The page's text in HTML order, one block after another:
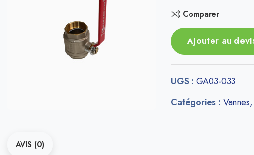
Comparer
Ajouter au
UGS :GA03-033
Catégories :Vannes
AVIS (0)